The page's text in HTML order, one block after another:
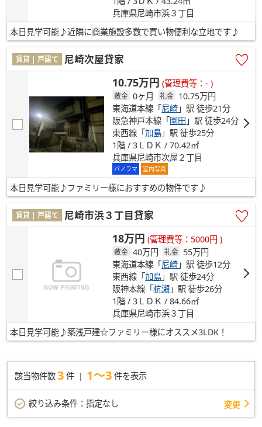
兵庫県尼崎市浜３丁目
本日見学可能♪近隣に商業施設多数で買い物便利な立地です♪
賃貸 | 戸建て 尼崎次屋貸家
10.75万円 (管理費等：- )
敷金 0ヶ月 礼金 10.75万円
東海道本線「尼崎 」駅 徒歩21分
阪急神戸本線「園田 」駅 徒歩24分
東西線「加島 」駅 徒歩25分
1階 / 3ＬＤＫ / 70.42㎡
兵庫県尼崎市次屋２丁目
パノラマ 室内写真
本日見学可能♪ファミリー様におすすめの物件です♪
賃貸 | 戸建て 尼崎市浜３丁目貸家
18万円 (管理費等：5000円 )
敷金 40万円 礼金 55万円
東海道本線「尼崎 」駅 徒歩12分
東西線「加島 」駅 徒歩24分
阪神本線「杭瀬 」駅 徒歩26分
1階 / 3ＬＤＫ / 84.66㎡
兵庫県尼崎市浜３丁目
本日見学可能♪築浅戸建☆ファミリー様にオススメ3LDK！
該当物件数3 件 1～3 件を表示
絞り込み条件： 指定なし 変更